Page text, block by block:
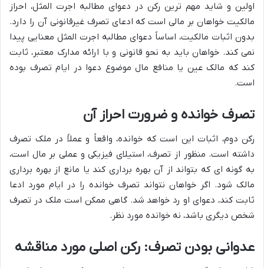
اولین و شاید مهم ترین رکن در دعوای مطالبه اجرت المثل، احراز
مالکیت خواهان بر مالی است که ادعای تصرف غیرقانونی آن را دارد.
بدون اثبات مالکیت، اساساً دعوای مطالبه اجرت المثل معنایی پیدا
نمی کند. خواهان باید به نحو قانونی و با ارائه مدارک معتبر، ثابت
کند که مالک عین یا منافع مال موضوع دعوا در ایام تصرف بوده
است.
تصرف خوانده و ضرورت احراز آن
رکن دوم، اثبات این است که خوانده، واقعاً و عملاً در ملک تصرف
داشته است. منظور از تصرف، استیلای فیزیکی و عملی بر مال است،
به گونه ای که بتواند از آن بهره برداری کند یا مانع از بهره برداری
مالک شود. اگر خواهان نتواند تصرف خوانده را در ایام مورد ادعا
ثابت کند، دعوای او رد خواهد شد. گاهی ممکن است ملک در تصرف
شخص دیگری باشد، نه خوانده مورد نظر.
عدوانی بودن تصرف: رکن اصلی مورد مناقشه